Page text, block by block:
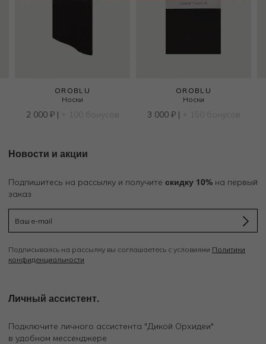
OROBLU
Носки
2 000 ₽| + 100 бонусов
OROBLU
Носки
3 000 ₽| + 150 бонусов
Новости и акции
Подпишитесь на рассылку и получите скидку 10% на первый
заказ
Подписываясь на рассылку вы соглашаетесь с условиями Политики
конфиденциальности
Личный ассистент.
Подключите личного ассистента "Дикой Орхидеи"
в удобном мессенджере